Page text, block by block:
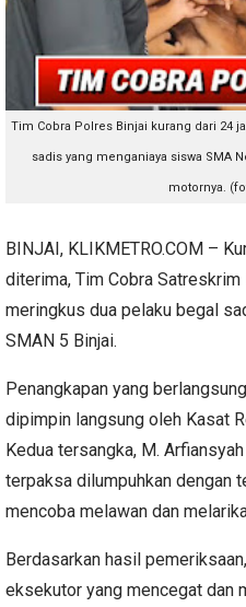
Tim Cobra Polres Binjai kurang dari 24
sadis yang menganiaya siswa SMA
motornya.
BINJAI, KLIKMETRO.COM –
diterima, Tim Cobra
meringkus dua pelaku begal
SMAN 5 Binjai.
Penangkapan yang
dipimpin langsung oleh Kasat
Kedua tersangka, M.
terpaksa dilumpuhkan dengan
mencoba melawan dan
Berdasarkan hasil
eksekutor yang mencegat dan